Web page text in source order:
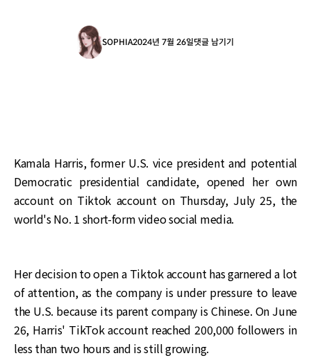
SOPHIA2024년 7월 26일댓글 남기기
Kamala Harris, former U.S. vice president and potential
Democratic presidential candidate, opened her own
account on Tiktok account on Thursday, July 25, the
world's No. 1 short-form video social media.
Her decision to open a Tiktok account has garnered a lot
of attention, as the company is under pressure to leave
the U.S. because its parent company is Chinese. On June
26, Harris' TikTok account reached 200,000 followers in
less than two hours and is still growing.